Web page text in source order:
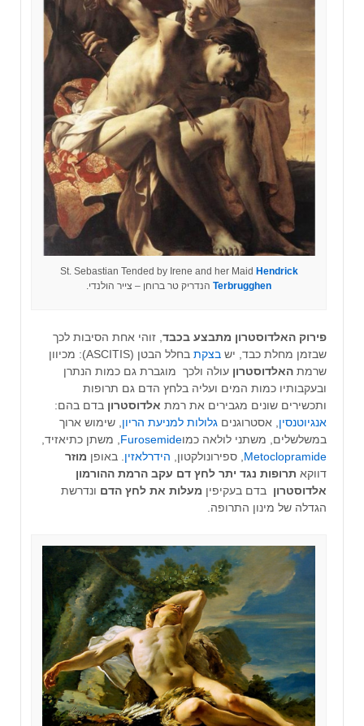
St. Sebastian Tended by Irene and her Maid Hendrick
Terbrugghenהנדריק טר ברוחן – צייר הולנדי.
פירוק האלדוסטרון מתבצע בכבד , זוהי אחת הסיבות לכך
שבזמן מחלת כבד, יש בצקת
בחלל הבטן (ASCITIS): מכיוון
שרמת האלדוסטרון עולה ולכך מוגברת גם כמות הנתרן
ובעקבותיו כמות המים ועליה בלחץ הדם גם תרופות
ותכשירים שונים מגבירים את רמת אלדוסטרון בדם בהם:
אנגיוטנסין , אסטרוגנים גלולות למניעת הריון , שימוש ארוך
במשלשלים, משתני לולאה כמוFurosemide , משתן כתיאזיד,
Metoclopramide , ספירונולקטון, הידרלאזין . באופן מוזר
דווקא תרופות נגד יתר לחץ דם עקב הרמת ההורמון
אלדוסטרון בדם בעקיפין מעלות את לחץ הדם ונדרשת
הגדלה של מינון התרופה.